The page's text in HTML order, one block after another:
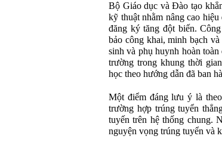
Bộ Giáo dục và Đào tạo
kỹ thuật nhằm nâng cao
đăng ký tăng đột biến.
bảo công khai, minh bạch
sinh và phụ huynh hoàn
trường trong khung thời
học theo hướng dẫn đã ban
Một điểm đáng lưu ý là
trường hợp trúng tuyển
tuyến trên hệ thống chung.
nguyện vọng trúng tuyển và